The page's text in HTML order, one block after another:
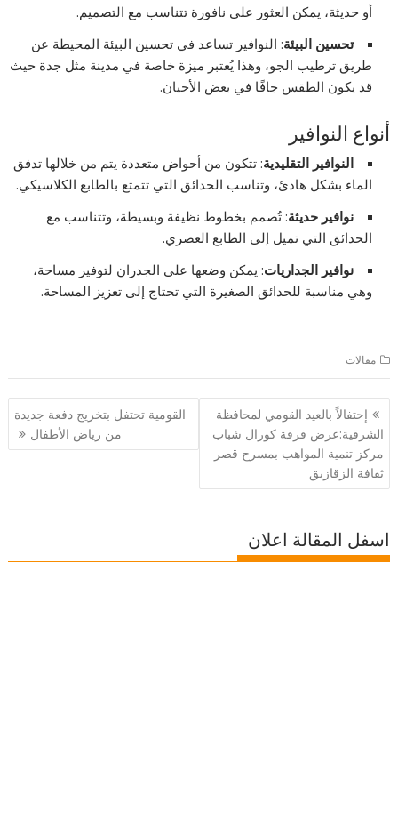
أو حديثة، يمكن العثور على نافورة تتناسب مع التصميم.
تحسين البيئة: النوافير تساعد في تحسين البيئة المحيطة عن
طريق ترطيب الجو، وهذا يُعتبر ميزة خاصة في مدينة مثل جدة حيث
قد يكون الطقس جافًا في بعض الأحيان.
أنواع النوافير
النوافير التقليدية: تتكون من أحواض متعددة يتم من خلالها تدفق
الماء بشكل هادئ، وتناسب الحدائق التي تتمتع بالطابع الكلاسيكي.
نوافير حديثة: تُصمم بخطوط نظيفة وبسيطة، وتتناسب مع
الحدائق التي تميل إلى الطابع العصري.
نوافير الجداريات: يمكن وضعها على الجدران لتوفير مساحة،
وهي مناسبة للحدائق الصغيرة التي تحتاج إلى تعزيز المساحة.
مقالات
تصفّح
المقالات
إحتفالاً بالعيد القومي لمحافظة
الشرقية:عرض فرقة كورال شباب
مركز تنمية المواهب بمسرح قصر
ثقافة الزقازيق
القومية تحتفل بتخريج دفعة جديدة
من رياض الأطفال
اسفل المقالة اعلان